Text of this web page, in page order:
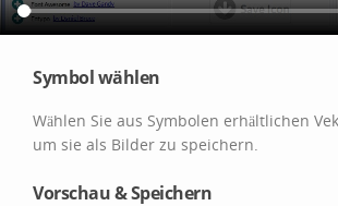
Symbol wählen
Wählen Sie aus Symbolen erhältlichen
um sie als Bilder zu speichern.
Vorschau & Speichern